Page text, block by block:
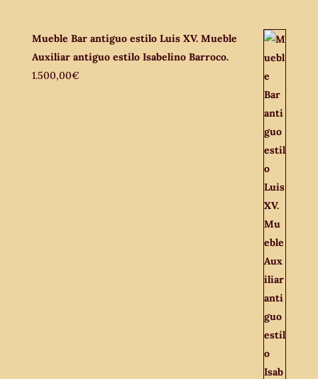
Mueble Bar antiguo estilo Luis XV. Mueble
Auxiliar antiguo estilo Isabelino Barroco.
1.500,00€